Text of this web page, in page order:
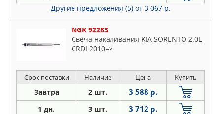
Другие предложения (5) от 3 067 р.
NGK 92283
Свеча накаливания KIA SORENTO 2.0L
CRDI 2010=>
Срок поставки Наличие Цена Купить
Завтра 2 шт. 3 588 р.
1 дн. 3 шт. 3 712 р.